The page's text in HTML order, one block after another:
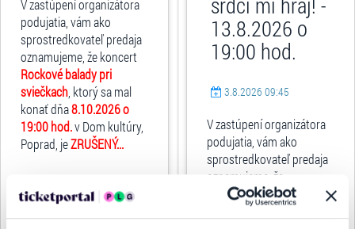
V zastúpení organizátora
podujatia, vám ako
sprostredkovateľ predaja
oznamujeme, že koncert
Rockové balady pri
sviečkach , ktorý sa mal
konať dňa8.10.2026 o
19:00 hod.v Dom kultúry,
Poprad, jeZRUŠENÝ...
celý článok
13.8.2026 o
19:00 hod.
3.8.2026 09:45
V zastúpení organizátora
podujatia, vám ako
sprostredkovateľ predaja
oznamujeme, že
predstavenieNa srdci mi
, ktoré sa malo konať